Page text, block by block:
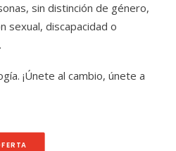
sin distinción de género,
sexual, discapacidad o
¡Únete al cambio, únete a